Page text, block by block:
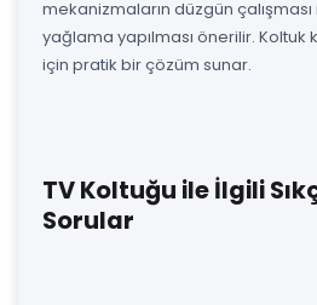
mekanizmaların düzgün çalışması
yağlama yapılması önerilir. Koltuk
için pratik bir çözüm sunar.
TV Koltuğu ile İlgili
Sorular